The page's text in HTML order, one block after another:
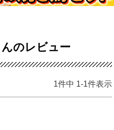
のレビュー
1件中 1-1件表示